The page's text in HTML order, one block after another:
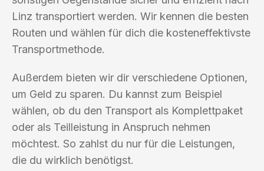
Linz transportiert werden. Wir kennen die besten
Routen und wählen für dich die kosteneffektivste
Transportmethode.
Außerdem bieten wir dir verschiedene Optionen,
um Geld zu sparen. Du kannst zum Beispiel
wählen, ob du den Transport als Komplettpaket
oder als Teilleistung in Anspruch nehmen
möchtest. So zahlst du nur für die Leistungen,
die du wirklich benötigst.